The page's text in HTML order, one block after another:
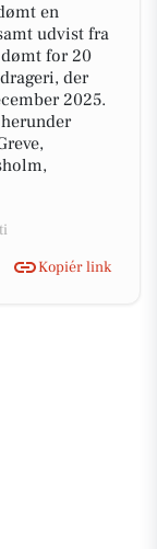
en
udvist fra
for 20
der
2025.
Kopiér link